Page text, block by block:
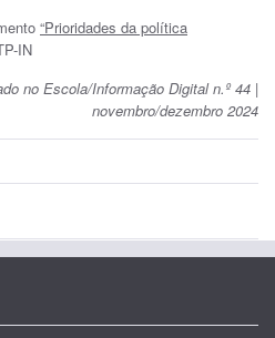
“Prioridades da política
IN
no Escola/Informação Digital n.º 44 |
novembro/dezembro 2024